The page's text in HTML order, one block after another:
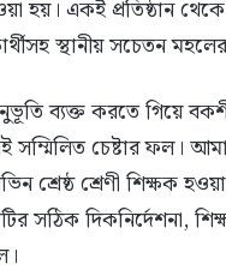
একই প্রতিষ্ঠান থেকে
স্থানীয় সচেতন
ব্যক্ত করতে গিয়ে
চেষ্টার ফল।
শ্রেষ্ঠ শ্রেণী শিক্ষক
সঠিক দিকনির্দেশনা,